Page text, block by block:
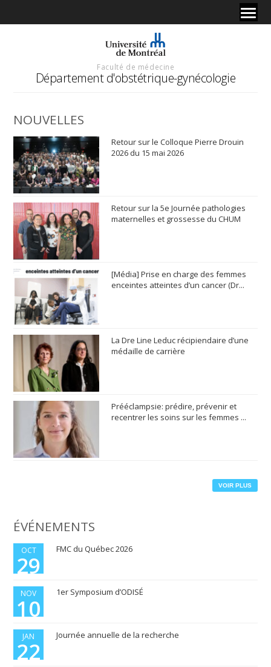
Faculté de médecine
Département d'obstétrique-gynécologie
NOUVELLES
Retour sur le Colloque Pierre Drouin
2026 du 15 mai 2026
Retour sur la 5e Journée pathologies
maternelles et grossesse du CHUM
[Média] Prise en charge des femmes
enceintes atteintes d’un cancer (Dr...
La Dre Line Leduc récipiendaire d’une
médaille de carrière
Prééclampsie: prédire, prévenir et
recentrer les soins sur les femmes ...
VOIR PLUS
ÉVÉNEMENTS
OCT
29
FMC du Québec 2026
NOV
10
1er Symposium d’ODISÉ
JAN
22
Journée annuelle de la recherche